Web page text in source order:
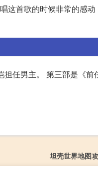
这首歌的时候非常的感动
任男主。 第三部是《前
坦壳世界地图